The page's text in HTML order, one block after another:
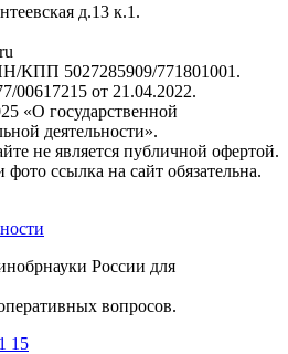
д.13 к.1.
КПП 5027285909/771801001.
00617215 от 21.04.2022.
«О государственной
деятельности».
не является публичной офертой.
ссылка на сайт обязательна.
России для
вопросов.
15